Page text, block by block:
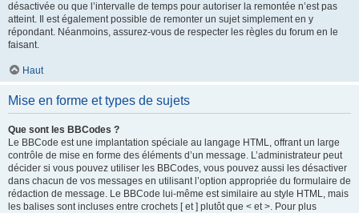
désactivée ou que l’intervalle de temps pour autoriser la remontée n’est pas
atteint. Il est également possible de remonter un sujet simplement en y
répondant. Néanmoins, assurez-vous de respecter les règles du forum en le
faisant.
Haut
Mise en forme et types de sujets
Que sont les BBCodes ?
Le BBCode est une implantation spéciale au langage HTML, offrant un large
contrôle de mise en forme des éléments d’un message. L’administrateur peut
décider si vous pouvez utiliser les BBCodes, vous pouvez aussi les désactiver
dans chacun de vos messages en utilisant l’option appropriée du formulaire de
rédaction de message. Le BBCode lui-même est similaire au style HTML, mais
les balises sont incluses entre crochets [ et ] plutôt que < et >. Pour plus